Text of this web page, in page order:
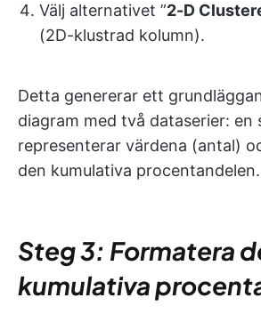
Välj alternativet ”2-D
(2D-klustrad kolumn).
Detta genererar ett
diagram med två dataserier: en
representerar värdena (antal)
den kumulativa procentandelen.
Steg 3: Formatera
kumulativa